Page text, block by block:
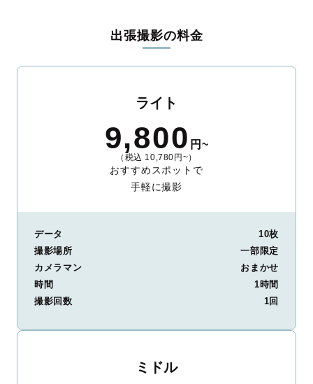
ィを身につけたプロのカメラマンが全国47都道府県に在籍してい
ます。創業10年のノウハウを活かし、思い出に残る素敵な撮影体
験をお届けします。
整。自然な雰囲気を残しつつも、おしゃれで洗練された仕上がり
に。きっと「こんな写真を撮ってほしかった！」と思える一枚に
出会えます。まずは、ラブグラフの撮影事例
出張撮影の料金
ライト
9,800 円~
（税込 10,780円~）
おすすめスポットで
手軽に撮影
データ
10枚
撮影場所
一部限定
カメラマン
おまかせ
時間
1時間
撮影回数
1回
ミドル